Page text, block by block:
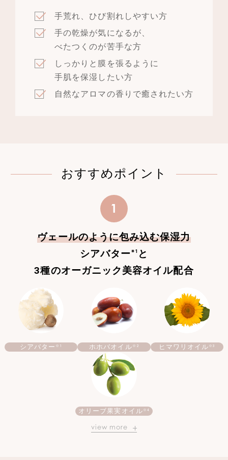
手荒れ、ひび割れしやすい方
手の乾燥が気になるが、
べたつくのが苦手な方
しっかりと膜を張るように
手肌を保湿したい方
自然なアロマの香りで癒されたい方
おすすめポイント
1
ヴェールのように包み込む保湿力
シアバター ※1 と
3種のオーガニック美容オイル配合
シアバター ※1 ホホバオイル ※2 ヒマワリオイル ※3
オリーブ果実オイル ※4
view more